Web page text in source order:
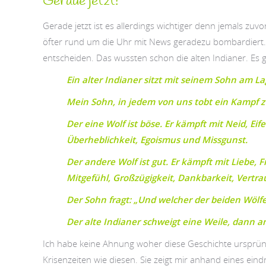
Gerade jetzt ist es allerdings wichtiger denn jemals
öfter rund um die Uhr mit News geradezu
entscheiden. Das wussten schon die alten Indianer.
Ein alter Indianer sitzt mit seinem Sohn am
Mein Sohn, in jedem von uns tobt ein Kampf
Der eine Wolf ist böse. Er kämpft mit Neid,
Überheblichkeit, Egoismus und Missgunst.
Der andere Wolf ist gut. Er kämpft mit Liebe,
Mitgefühl, Großzügigkeit, Dankbarkeit,
Der Sohn fragt: „Und welcher der beiden
Der alte Indianer schweigt eine Weile, dann
Ich habe keine Ahnung woher diese Geschichte
Krisenzeiten wie diesen. Sie zeigt mir anhand eines